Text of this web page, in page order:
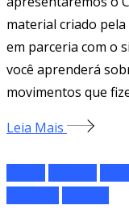
material criado
em parceria com o
você aprenderá
movimentos que
Leia Mais